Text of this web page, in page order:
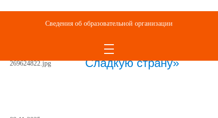
«Путешествие в
Сладкую страну»
Сведения об образовательной организации